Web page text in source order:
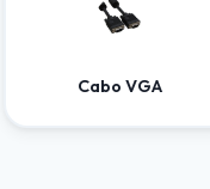
Cabo VGA